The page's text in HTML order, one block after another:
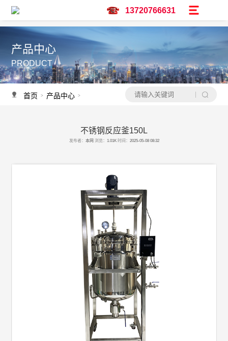
13720766631
产品中心
PRODUCT
首页 > 产品中心 > 不锈钢反应釜
不锈钢反应釜150L
发布者： 本网 浏览： 1.01K 时间： 2025-05-08 08:32